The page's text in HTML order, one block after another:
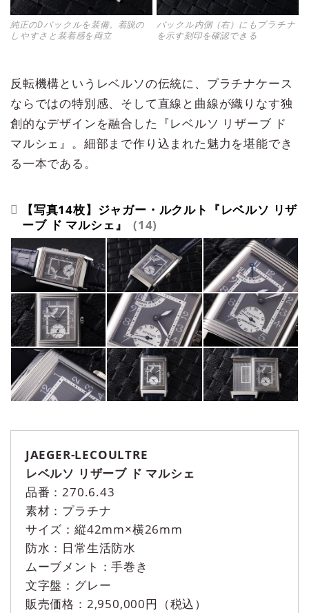
純正のDバックルを装備。着脱の
しやすさと装着感を両立
バックル内側（右）にもプラチナ
を示す刻印を確認できる
反転機構というレベルソの伝統に、プラチナケース
ならではの特別感、そして直線と曲線が織りなす独
創的なデザインを融合した『レベルソ リザーブ ド
マルシェ』。細部まで作り込まれた魅力を堪能でき
る一本である。
【写真14枚】ジャガー・ルクルト『レベルソ リザ
ーブ ド マルシェ』
14
JAEGER-LECOULTRE
レベルソ リザーブ ド マルシェ
品番：270.6.43
素材：プラチナ
サイズ：縦42mm×横26mm
防水：日常生活防水
ムーブメント：手巻き
文字盤：グレー
販売価格：2,950,000円（税込）